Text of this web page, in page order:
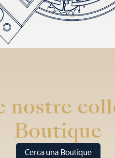
nostre
Boutique
Cerca una Boutique